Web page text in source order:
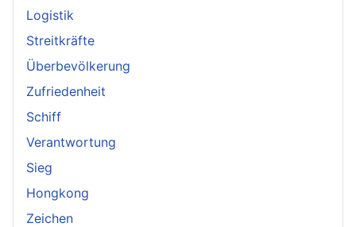
Logistik
Streitkräfte
Überbevölkerung
Zufriedenheit
Schiff
Verantwortung
Sieg
Hongkong
Zeichen